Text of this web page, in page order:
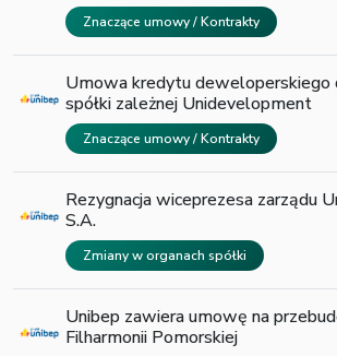
Znaczące umowy / Kontrakty
Umowa kredytu deweloperskiego
spółki zależnej Unidevelopment
Znaczące umowy / Kontrakty
Rezygnacja wiceprezesa zarządu
S.A.
Zmiany w organach spółki
Unibep zawiera umowę na
Filharmonii Pomorskiej